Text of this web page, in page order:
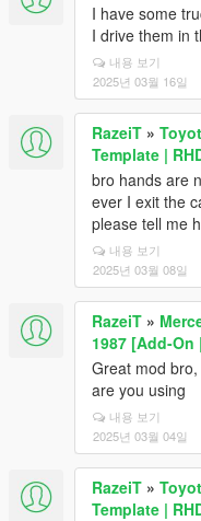
I have some
I drive them in
내용 보기
2025년 03월 16일
RazeiT »
Template |
bro hands are
ever I exit the
please tell me
내용 보기
2025년 03월 08일
RazeiT »
1987 [Add-On
Great mod
are you using
내용 보기
2025년 03월 04일
RazeiT »
Template |